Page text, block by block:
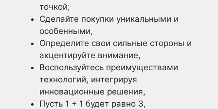
точкой;
Сделайте покупки уникальными и
особенными,
Определите свои сильные стороны и
акцентируйте внимание,
Воспользуйтесь преимуществами
технологий, интегрируя
инновационные решения,
Пусть 1 + 1 будет равно 3,